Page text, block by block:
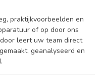
praktijkvoorbeelden en
of op door ons
leert uw team direct
geanalyseerd en